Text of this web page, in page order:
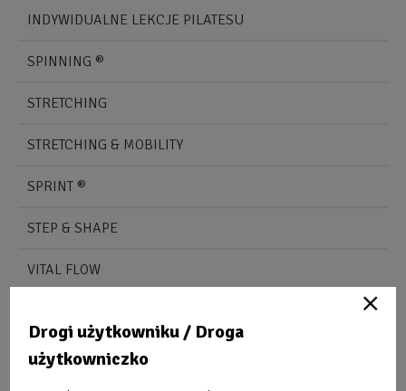
INDYWIDUALNE LEKCJE PILATESU
SPINNING ®
STRETCHING
STRETCHING & MOBILITY
SPRINT ®
STEP & SHAPE
VITAL FLOW
MARATONY FITNESS
Drogi użytkowniku / Droga
użytkowniczko